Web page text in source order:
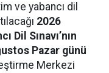
ve yabancı dil
2026
Dil Sınavı’nın
Pazar günü
Merkezi